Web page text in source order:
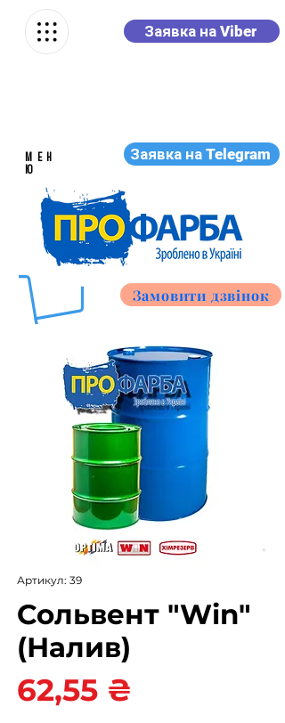
Заявка на Viber
Заявка на Telegram
МЕН
Ю
Замовити дзвінок
Артикул: 39
Сольвент "Win"
(Налив)
62,55 ₴